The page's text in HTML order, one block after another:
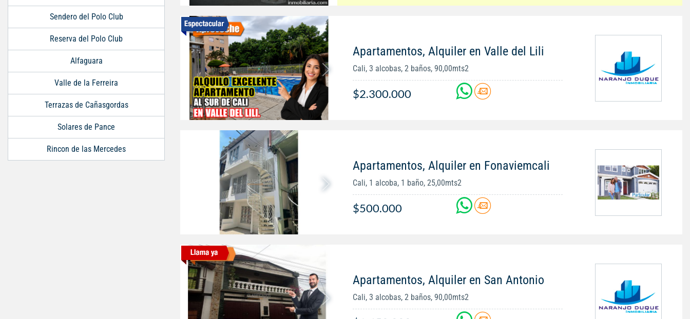
Apartamentos, Alquiler en Valle del Lili
Cali, 3 alcobas, 2 baños, 90,00mts2
$2.300.000
Apartamentos, Alquiler en Fonaviemcali
Cali, 1 alcoba, 1 baño, 25,00mts2
$500.000
Apartamentos, Alquiler en San Antonio
Cali, 3 alcobas, 2 baños, 90,00mts2
Sendero del Polo Club
Reserva del Polo Club
Alfaguara
Valle de la Ferreira
Terrazas de Cañasgordas
Solares de Pance
Rincon de las Mercedes